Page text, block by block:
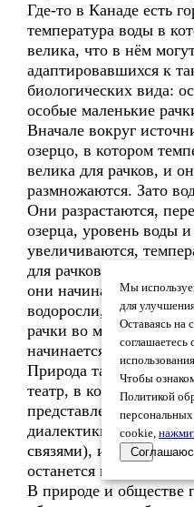
Где-то в Канаде есть
температура воды в
велика, что в нём
адаптировавшихся к
биологических вида:
особые маленькие
Вначале вокруг
озерцо, в котором
велика для рачков, и
размножаются. Зато
Они разрастаются,
озерца, уровень воды
увеличиваются,
для рачков создаются
они начинают бурно
водоросли, плотина
рачки во множестве
начинается снова.
Природа таким
театр, в котором
представление,
диалектики
связями), и нашу
останется на уровне
В природе и обществе
Мы
для
Оставаясь на
соглашаетесь
Чтобы
Политикой
cookie,